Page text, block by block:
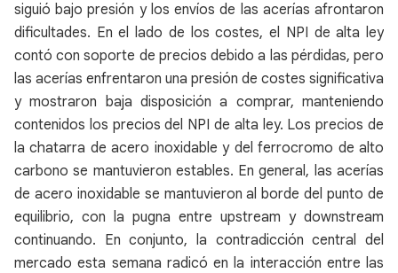
siguió bajo presión y los envíos de las acerías afrontaron
dificultades. En el lado de los costes, el NPI de alta ley
contó con soporte de precios debido a las pérdidas, pero
las acerías enfrentaron una presión de costes significativa
y mostraron baja disposición a comprar, manteniendo
contenidos los precios del NPI de alta ley. Los precios de
la chatarra de acero inoxidable y del ferrocromo de alto
carbono se mantuvieron estables. En general, las acerías
de acero inoxidable se mantuvieron al borde del punto de
equilibrio, con la pugna entre upstream y downstream
continuando. En conjunto, la contradicción central del
mercado esta semana radicó en la interacción entre las